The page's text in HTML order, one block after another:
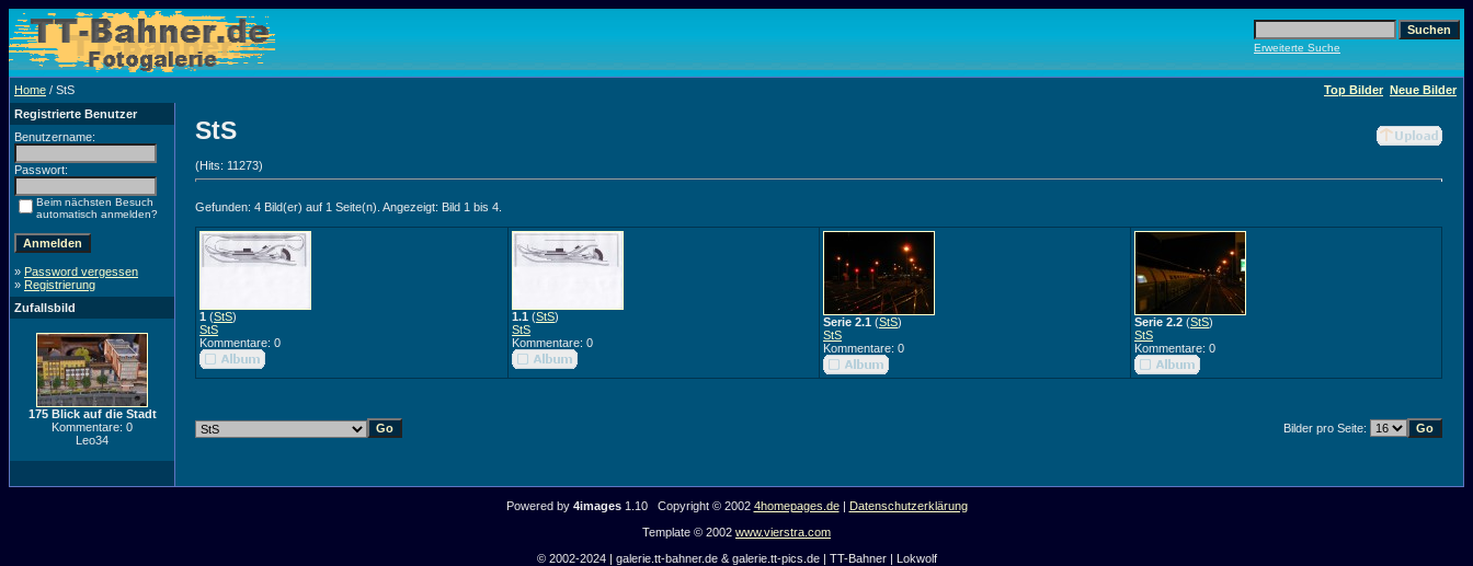
Erweiterte Suche
Home / StS Top Bilder Neue Bilder
Registrierte Benutzer
Benutzername:
Passwort:
Beim nächsten Besuch
automatisch anmelden?
» Password vergessen
» Registrierung
Zufallsbild
175 Blick auf die Stadt
Kommentare: 0
Leo34
StS
(Hits: 11273)
Gefunden: 4 Bild(er) auf 1 Seite(n). Angezeigt: Bild 1 bis 4.
1 (StS)
StS
Kommentare: 0
1.1 (StS)
StS
Kommentare: 0
Serie 2.1 (StS)
StS
Kommentare: 0
Serie 2.2 (StS)
StS
Kommentare: 0
Bilder pro Seite:
Powered by 4images1.10 Copyright © 2002 4homepages.de| Datenschutzerklärung
Template © 2002 www.vierstra.com
© 2002-2024 | galerie.tt-bahner.de & galerie.tt-pics.de | TT-Bahner | Lokwolf